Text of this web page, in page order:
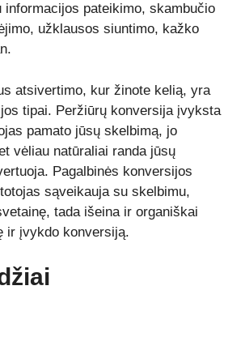
informacijos pateikimo, skambučio
užklausos siuntimo, kažko
atsivertimo, kur žinote kelią, yra
tipai. Peržiūrų konversija įvyksta
pamato jūsų skelbimą, jo
vėliau natūraliai randa jūsų
Pagalbinės konversijos
sąveikauja su skelbimu,
tada išeina ir organiškai
ir įvykdo konversiją.